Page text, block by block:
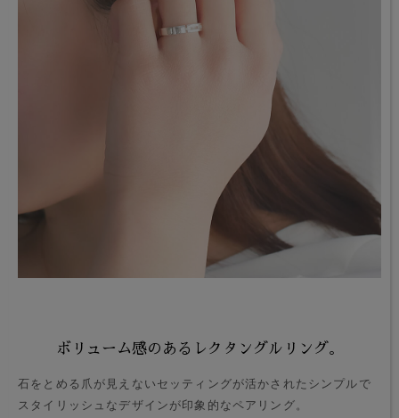
ボリューム感のあるレクタングルリング。
石をとめる爪が見えないセッティングが活かされたシンプルで
スタイリッシュなデザインが印象的なペアリング。